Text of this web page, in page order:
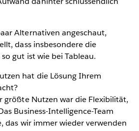
Alternativen angeschaut,
dass insbesondere die
gut ist wie bei Tableau.
hat die Lösung Ihrem
größte Nutzen war die Flexibilität,
Business-Intelligence-Team
das wir immer wieder verwenden